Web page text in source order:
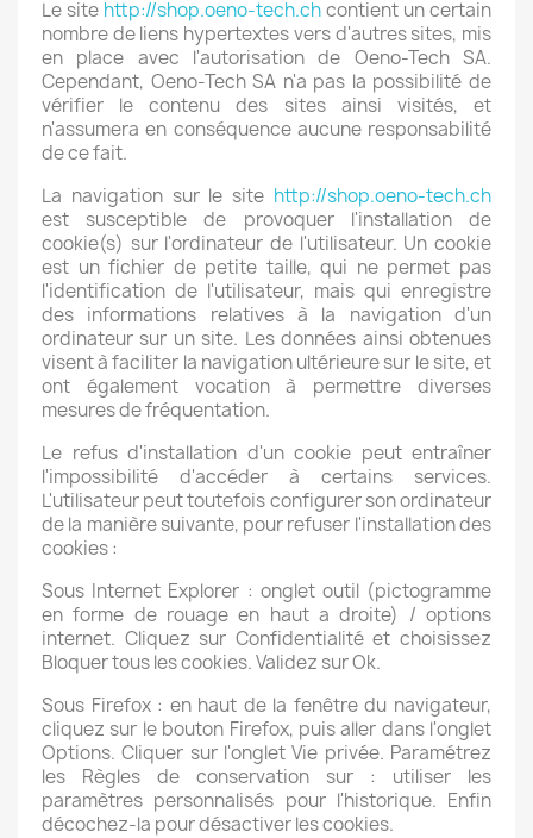
Le site http://shop.oeno-tech.chcontient un certain
nombre de liens hypertextes vers d'autres sites, mis
en place avec l'autorisation de Oeno-Tech SA.
Cependant, Oeno-Tech SA n'a pas la possibilité de
vérifier le contenu des sites ainsi visités, et
n'assumera en conséquence aucune responsabilité
de ce fait.
La navigation sur le site http://shop.oeno-tech.ch
est susceptible de provoquer l'installation de
cookie(s) sur l'ordinateur de l'utilisateur. Un cookie
est un fichier de petite taille, qui ne permet pas
l'identification de l'utilisateur, mais qui enregistre
des informations relatives à la navigation d'un
ordinateur sur un site. Les données ainsi obtenues
visent à faciliter la navigation ultérieure sur le site, et
ont également vocation à permettre diverses
mesures de fréquentation.
Le refus d'installation d'un cookie peut entraîner
l'impossibilité d'accéder à certains services.
L'utilisateur peut toutefois configurer son ordinateur
de la manière suivante, pour refuser l'installation des
cookies :
Sous Internet Explorer : onglet outil (pictogramme
en forme de rouage en haut a droite) / options
internet. Cliquez sur Confidentialité et choisissez
Bloquer tous les cookies. Validez sur Ok.
Sous Firefox : en haut de la fenêtre du navigateur,
cliquez sur le bouton Firefox, puis aller dans l'onglet
Options. Cliquer sur l'onglet Vie privée. Paramétrez
les Règles de conservation sur : utiliser les
paramètres personnalisés pour l'historique. Enfin
décochez-la pour désactiver les cookies.